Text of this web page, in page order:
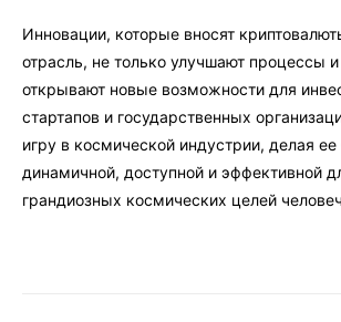
Инновации, которые вносят
отрасль, не только улучшают процессы и
открывают новые возможности для
стартапов и государственных
игру в космической индустрии, делая ее
динамичной, доступной и эффективной
грандиозных космических целей